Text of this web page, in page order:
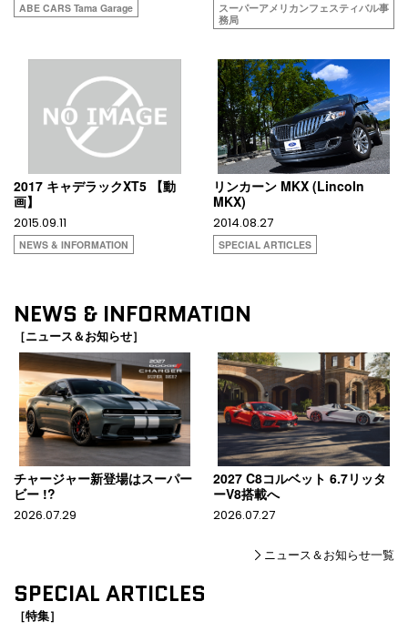
ABE CARS Tama Garage
スーパーアメリカンフェスティバル事
務局
2017 キャデラックXT5 【動
画】
2015.09.11
NEWS & INFORMATION
リンカーン MKX (Lincoln
MKX)
2014.08.27
SPECIAL ARTICLES
NEWS & INFORMATION
［ニュース＆お知らせ］
チャージャー新登場はスーパー
ビー !?
2026.07.29
2027 C8コルベット 6.7リッタ
ーV8搭載へ
2026.07.27
ニュース＆お知らせ一覧
SPECIAL ARTICLES
［特集］